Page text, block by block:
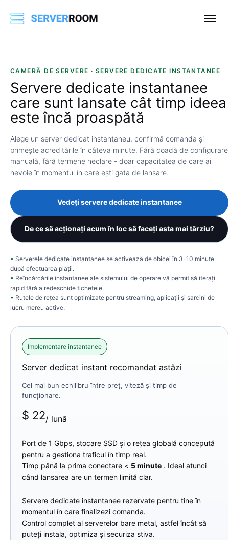
CAMERĂ DE SERVERE · SERVERE DEDICATE INSTANTANEE
Servere dedicate instantanee
care sunt lansate cât timp ideea
este încă proaspătă
Alege un server dedicat instantaneu, confirmă comanda și
primește acreditările în câteva minute. Fără coadă de configurare
manuală, fără termene neclare - doar capacitatea de care ai
nevoie în momentul în care ești gata de lansare.
Vedeți servere dedicate instantanee
De ce să acționați acum în loc să faceți asta mai târziu?
Serverele dedicate instantanee se activează de obicei în 3-10 minute
după efectuarea plății.
Reîncărcările instantanee ale sistemului de operare vă permit să iterați
rapid fără a redeschide tichetele.
Rutele de rețea sunt optimizate pentru streaming, aplicații și sarcini de
lucru mereu active.
Implementare instantanee
Server dedicat instant recomandat astăzi
Cel mai bun echilibru între preț, viteză și timp de
funcționare.
$ 22/ lună
Port de 1 Gbps, stocare SSD și o rețea globală concepută
pentru a gestiona traficul în timp real.
Timp până la prima conectare < 5 minute . Ideal atunci
când lansarea are un termen limită clar.
Servere dedicate instantanee rezervate pentru tine în
momentul în care finalizezi comanda.
Control complet al serverelor bare metal, astfel încât să
puteți instala, optimiza și securiza stiva.